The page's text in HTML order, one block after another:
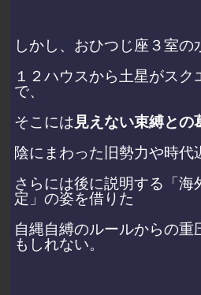
しかし、おひつじ座３室の
１２ハウスから土星がス
で、
そこには 見えない束縛との
陰にまわった旧勢力や時代
さらには後に説明する「海
定」の姿を借りた
自縄自縛のルールからの重
もしれない。